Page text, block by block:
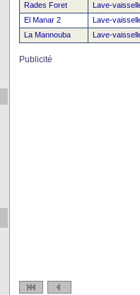
Rades Foret
Lave-
El Manar 2
Lave-
La Mannouba
Lave-
Publicité